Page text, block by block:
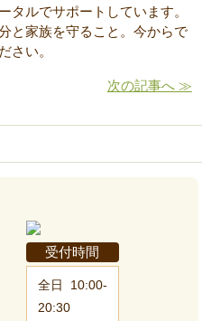
タルでサポートしています。
と家族を守ること。今からで
さい。
次の記事へ ≫
受付時間
全日
10:00-
20:30